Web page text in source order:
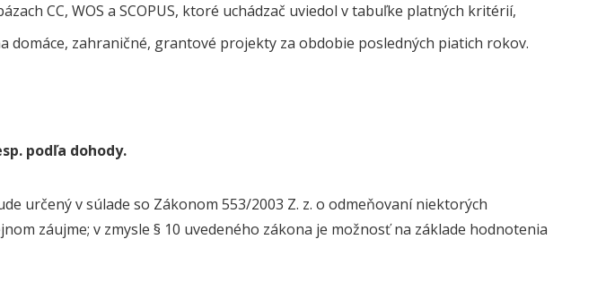
CC, WOS a SCOPUS, ktoré uchádzač uviedol v tabuľke platných kritérií,
domáce, zahraničné, grantové projekty za obdobie posledných piatich rokov.
podľa dohody.
určený v súlade so Zákonom 553/2003 Z. z. o odmeňovaní niektorých
záujme; v zmysle § 10 uvedeného zákona je možnosť na základe hodnotenia